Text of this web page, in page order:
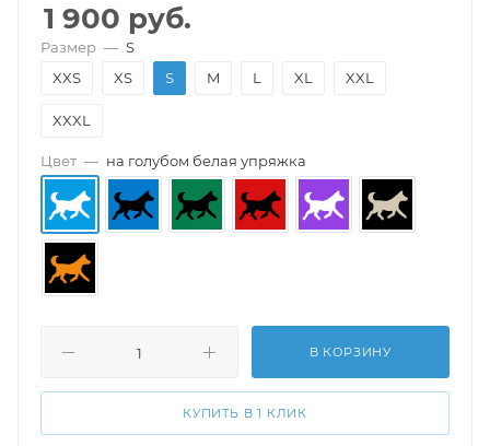
1 900 руб.
Размер — S
XXS
XS S M L XL XXL
XXXL
Цвет — на голубом белая упряжка
В КОРЗИНУ
КУПИТЬ В 1 КЛИК